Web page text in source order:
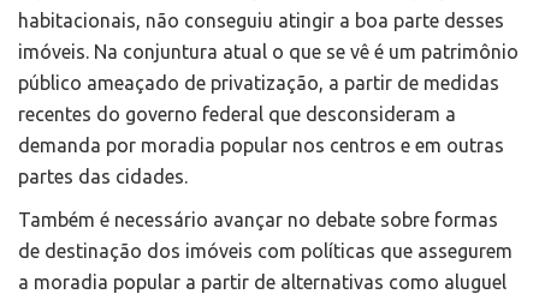
habitacionais, não conseguiu atingir a boa parte desses
imóveis. Na conjuntura atual o que se vê é um patrimônio
público ameaçado de privatização, a partir de medidas
recentes do governo federal que desconsideram a
demanda por moradia popular nos centros e em outras
partes das cidades.
Também é necessário avançar no debate sobre formas
de destinação dos imóveis com políticas que assegurem
a moradia popular a partir de alternativas como aluguel